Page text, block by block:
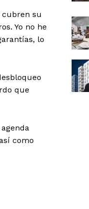
cubren su
Yo no he
lo
que
como